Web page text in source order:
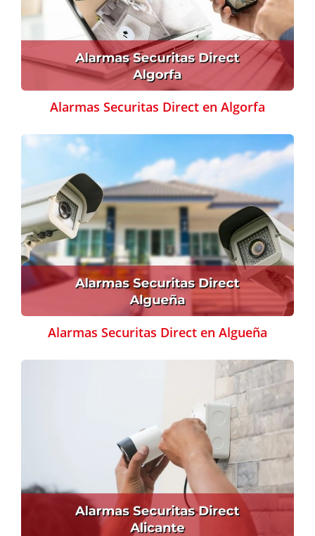
Alarmas Securitas Direct en Algorfa
Alarmas Securitas Direct en Algueña